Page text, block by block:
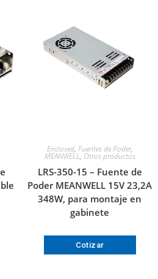
Enclosed, Fuentes de Poder,
MEANWELL, Otros productos
LRS-350-15 – Fuente de
Poder MEANWELL 15V 23,2A
348W, para montaje en
gabinete
Cotizar